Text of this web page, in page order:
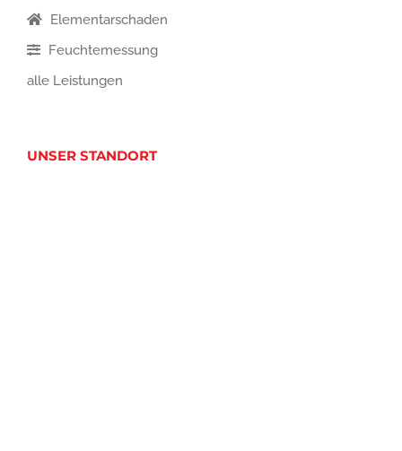
Elementarschaden
Feuchtemessung
alle Leistungen
UNSER STANDORT